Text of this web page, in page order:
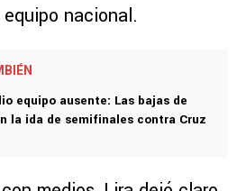
nacional.
equipo ausente: Las bajas de
la ida de semifinales contra Cruz